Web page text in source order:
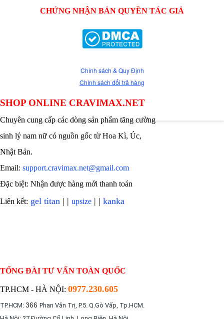
CHỨNG NHẬN BẢN QUYỀN TÁC GIẢ
Chính sách & Quy Định
Chính sách đổi trả hàng
SHOP ONLINE CRAVIMAX.NET
Chuyên cung cấp các dòng sản phẩm tăng cường
sinh lý nam nữ có nguồn gốc từ Hoa Kì, Úc,
Nhật Bản.
Email: support.cravimax.net@gmail.com
Đặc biệt: Nhận được hàng mới thanh toán
Liên kết: gel titan | | upsize | | kanka
TỔNG ĐÀI TƯ VẤN TOÀN QUỐC
TP.HCM - HÀ NỘI: 0977.230.605
TP.HCM: 366 Phan Văn Trị, P.5. Q.Gò Vấp, Tp.HCM.